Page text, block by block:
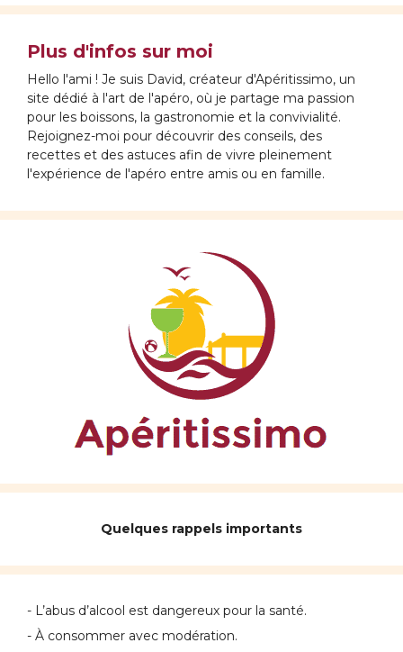
Plus d'infos sur moi
Hello l'ami ! Je suis David, créateur d'Apéritissimo, un
site dédié à l'art de l'apéro, où je partage ma passion
pour les boissons, la gastronomie et la convivialité.
Rejoignez-moi pour découvrir des conseils, des
recettes et des astuces afin de vivre pleinement
l'expérience de l'apéro entre amis ou en famille.
Quelques rappels importants
- L’abus d’alcool est dangereux pour la santé.
- À consommer avec modération.